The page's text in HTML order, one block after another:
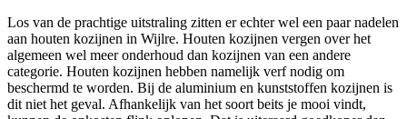
Los van de prachtige uitstraling zitten er echter wel een paar nadelen
aan houten kozijnen in Wijlre. Houten kozijnen vergen over het
algemeen wel meer onderhoud dan kozijnen van een andere
categorie. Houten kozijnen hebben namelijk verf nodig om
beschermd te worden. Bij de aluminium en kunststoffen kozijnen is
dit niet het geval. Afhankelijk van het soort beits je mooi vindt,